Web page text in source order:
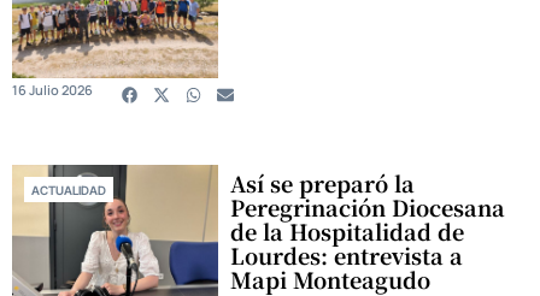
16 Julio 2026
ACTUALIDAD Así se preparó la
Peregrinación Diocesana
de la Hospitalidad de
Lourdes: entrevista a
Mapi Monteagudo